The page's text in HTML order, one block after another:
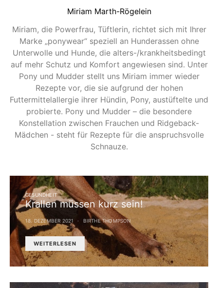
Miriam Marth-Rögelein
Miriam, die Powerfrau, Tüftlerin, richtet sich mit Ihrer
Marke „ponywear“ speziell an Hunderassen ohne
Unterwolle und Hunde, die alters-/krankheitsbedingt
auf mehr Schutz und Komfort angewiesen sind. Unter
Pony und Mudder stellt uns Miriam immer wieder
Rezepte vor, die sie aufgrund der hohen
Futtermittelallergie ihrer Hündin, Pony, austüftelte und
probierte. Pony und Mudder – die besondere
Konstellation zwischen Frauchen und Ridgeback-
Mädchen - steht für Rezepte für die anspruchsvolle
Schnauze.
GESUNDHEIT
Krallen müssen kurz sein!
18. DEZEMBER 2021 BIRTHE THOMPSON
WEITERLESEN